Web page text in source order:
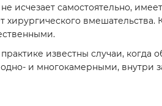
исчезает самостоятельно,
хирургического вмешательства.
известны случаи, когда
и многокамерными, внутри